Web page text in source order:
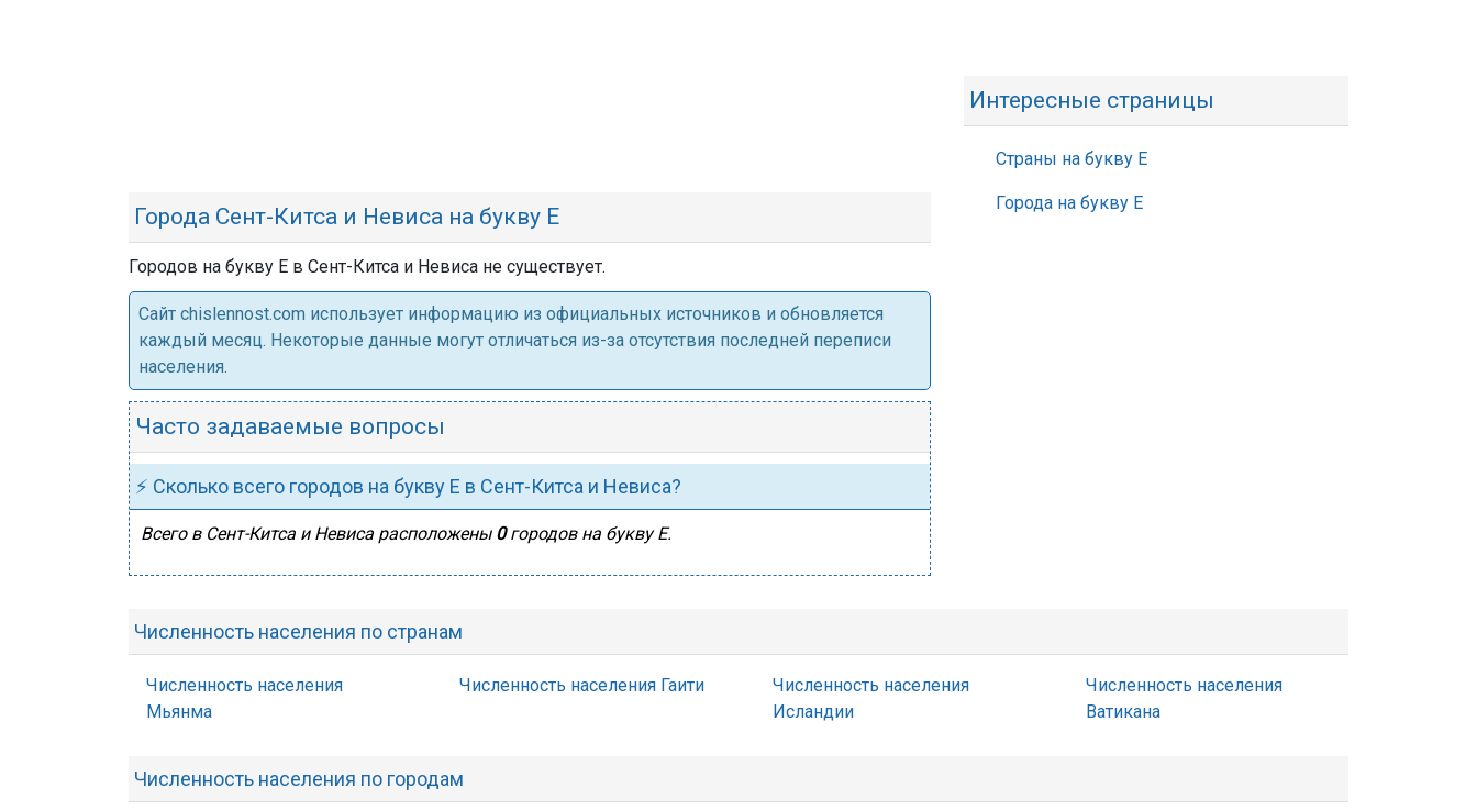
Города Сент-Китса и Невиса на букву Е
Городов на букву Е в Сент-Китса и Невиса не существует.
Cайт chislennost.com использует информацию из официальных источников и обновляется
каждый месяц. Некоторые данные могут отличаться из-за отсутствия последней переписи
населения.
Часто задаваемые вопросы
⚡ Сколько всего городов на букву Е в Сент-Китса и Невиса?
Всего в Сент-Китса и Невиса расположены 0городов на букву Е.
Интересные страницы
Страны на букву Е
Города на букву Е
Численность населения по странам
Численность населения
Мьянма
Численность населения Гаити
Численность населения
Исландии
Численность населения
Ватикана
Численность населения по городам